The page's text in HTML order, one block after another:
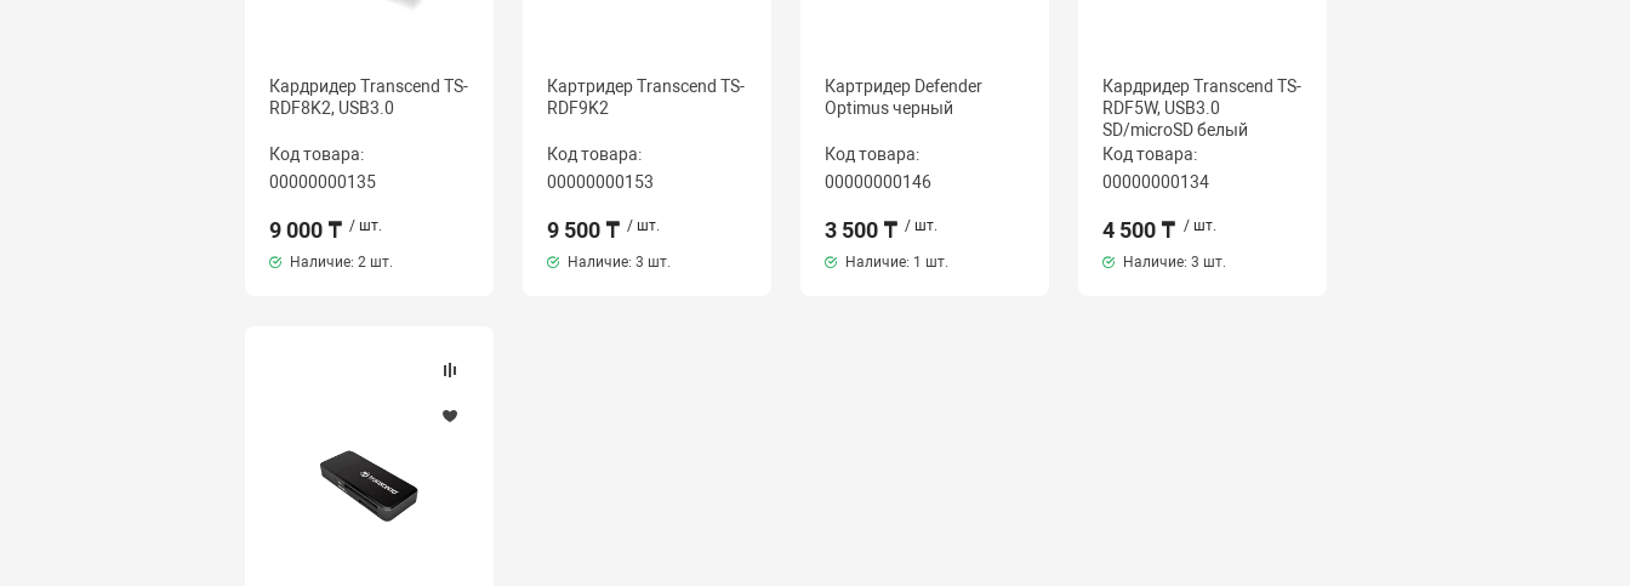
Кардридер Transcend TS-
RDF8K2, USB3.0
Код товара:
00000000135
9 000 ₸ / шт.
Наличие: 2 шт.
Картридер Transcend TS-
RDF9K2
Код товара:
00000000153
9 500 ₸ / шт.
Наличие: 3 шт.
Картридер Defender
Optimus черный
Код товара:
00000000146
3 500 ₸ / шт.
Наличие: 1 шт.
Кардридер Transcend TS-
RDF5W, USB3.0
SD/microSD белый
Код товара:
00000000134
4 500 ₸ / шт.
Наличие:3 шт.